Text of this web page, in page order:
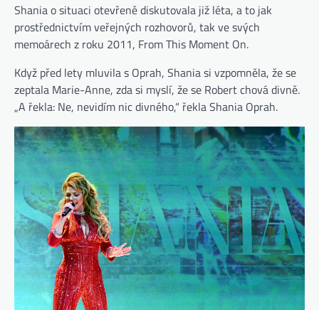
Shania o situaci otevřeně diskutovala již léta, a to jak
prostřednictvím veřejných rozhovorů, tak ve svých
memoárech z roku 2011, From This Moment On.
Když před lety mluvila s Oprah, Shania si vzpomněla, že se
zeptala Marie-Anne, zda si myslí, že se Robert chová divně.
„A řekla: Ne, nevidím nic divného,“ řekla Shania Oprah.